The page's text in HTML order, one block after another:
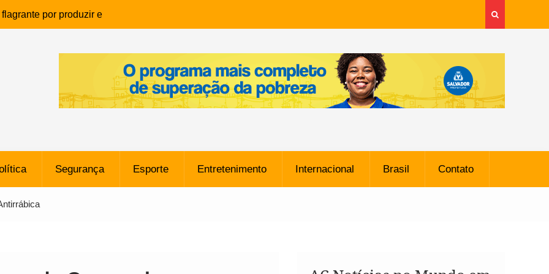
por produzir e
infantil em Eunápolis
morreu após ataque
sem restrições e pode
o Vasco
SpaceX Colide com a Lua
Afirma a Nasa
Segurança Esporte Entretenimento Internacional Brasil Contato